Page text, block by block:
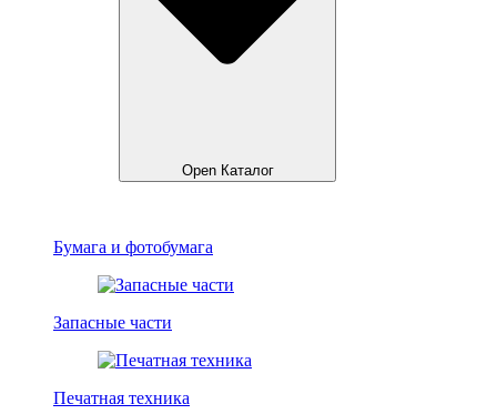
Open Каталог
Бумага и фотобумага
Запасные части
Печатная техника